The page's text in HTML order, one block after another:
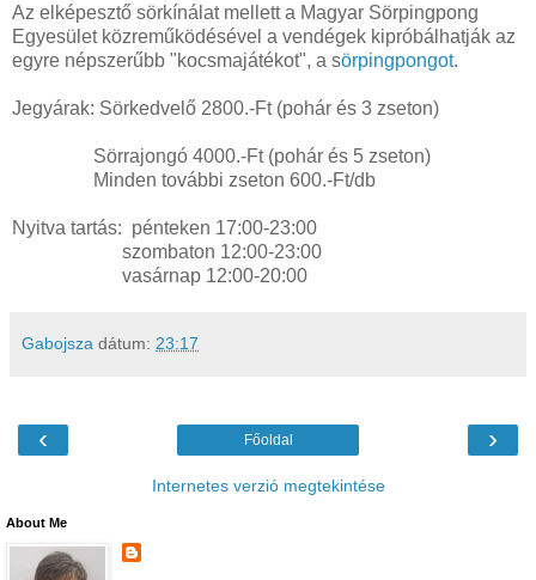
Az elképesztő sörkínálat mellett a Magyar Sörpingpong
Egyesület közreműködésével a vendégek kipróbálhatják az
egyre népszerűbb "kocsmajátékot", a sörpingpongot.
Jegyárak: Sörkedvelő 2800.-Ft (pohár és 3 zseton)
Sörrajongó 4000.-Ft (pohár és 5 zseton)
Minden további zseton 600.-Ft/db
Nyitva tartás: pénteken 17:00-23:00
szombaton 12:00-23:00
vasárnap 12:00-20:00
Gabojsza dátum: 23:17
‹ ›
Főoldal
Internetes verzió megtekintése
About Me